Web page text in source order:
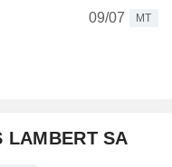
09/07
MT
LAMBERT SA